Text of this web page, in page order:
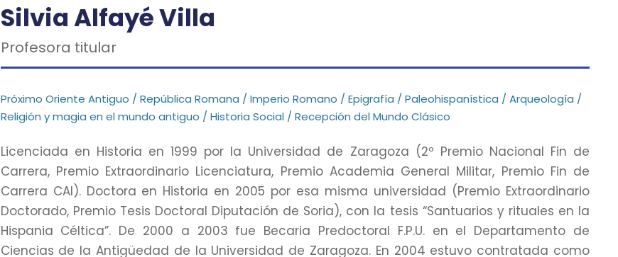
Silvia Alfayé Villa
Profesora titular
Próximo Oriente Antiguo / República Romana / Imperio Romano / Epigrafía / Paleohispanística / Arqueología /
Religión y magia en el mundo antiguo / Historia Social / Recepción del Mundo Clásico
Licenciada en Historia en 1999 por la Universidad de Zaragoza (2º Premio Nacional Fin de
Carrera, Premio Extraordinario Licenciatura, Premio Academia General Militar, Premio Fin de
Carrera CAI). Doctora en Historia en 2005 por esa misma universidad (Premio Extraordinario
Doctorado, Premio Tesis Doctoral Diputación de Soria), con la tesis “Santuarios y rituales en la
Hispania Céltica”. De 2000 a 2003 fue Becaria Predoctoral F.P.U. en el Departamento de
Ciencias de la Antigüedad de la Universidad de Zaragoza. En 2004 estuvo contratada como